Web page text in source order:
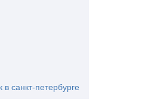
санкт-петербурге